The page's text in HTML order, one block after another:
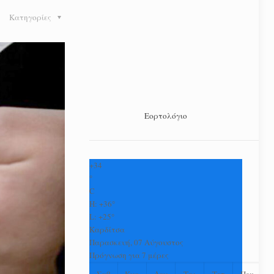
Κατηγορίες
Εορτολόγιο
+34
°
C
H:+36°
L:+25°
Καρδίτσα
Παρασκευή, 07 Αύγουστος
Πρόγνωση για 7 μέρες